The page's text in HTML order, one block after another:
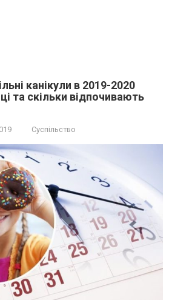
канікули в 2019-2020
та скільки відпочивають
Суспільство